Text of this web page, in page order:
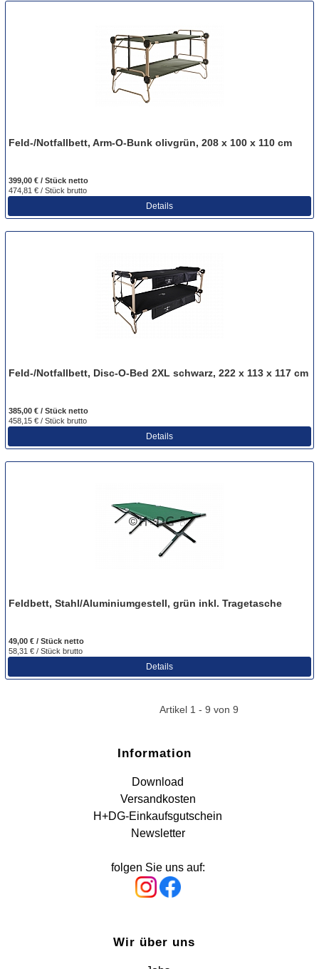
Feld-/Notfallbett, Arm-O-Bunk olivgrün, 208 x 100 x 110 cm
399,00 € / Stück netto
474,81 € / Stück brutto
Details
Feld-/Notfallbett, Disc-O-Bed 2XL schwarz, 222 x 113 x 117 cm
385,00 € / Stück netto
458,15 € / Stück brutto
Details
Feldbett, Stahl/Aluminiumgestell, grün inkl. Tragetasche
49,00 € / Stück netto
58,31 € / Stück brutto
Details
Artikel 1 - 9 von 9
Information
Download
Versandkosten
H+DG-Einkaufsgutschein
Newsletter
folgen Sie uns auf:
Wir über uns